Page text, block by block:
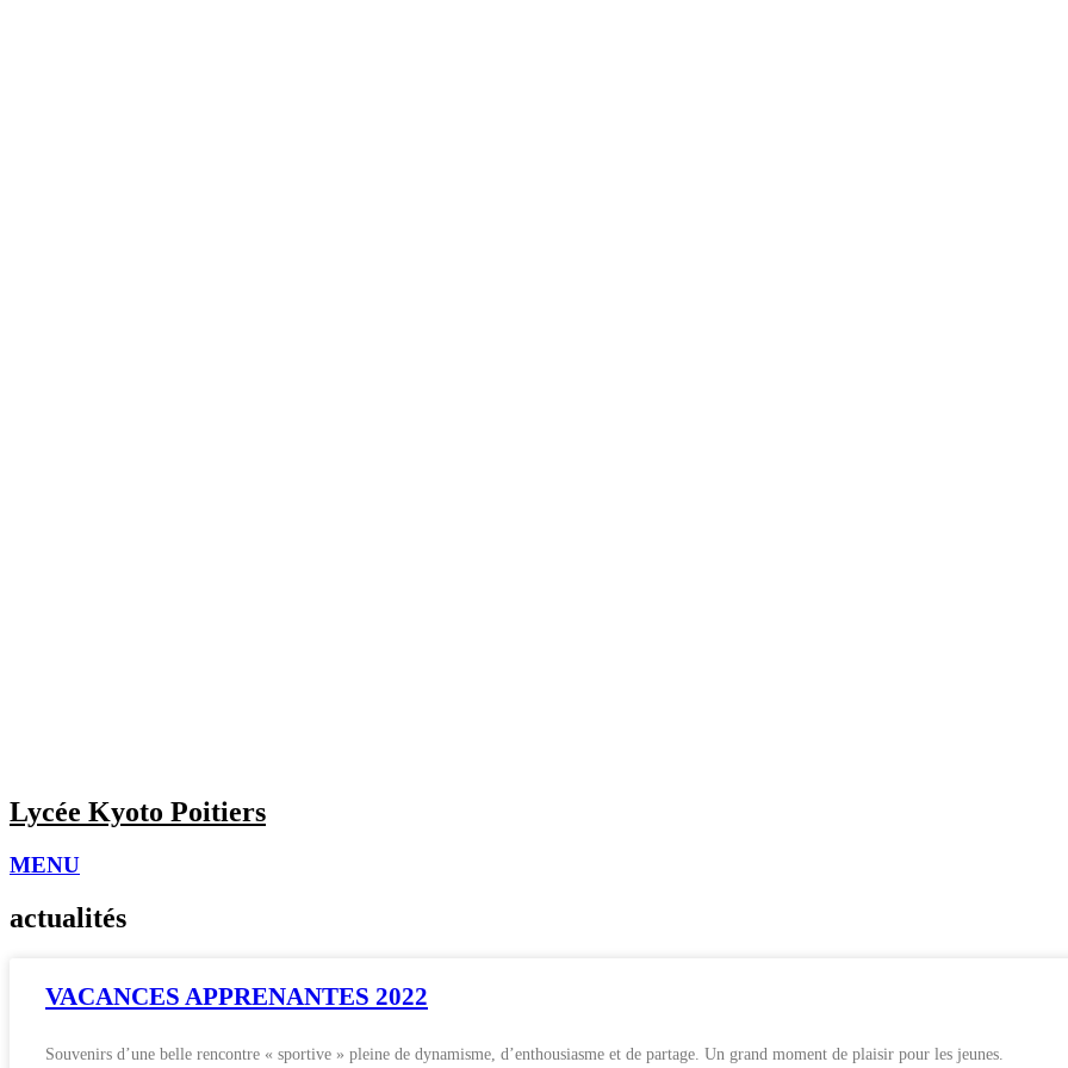
Lycée Kyoto Poitiers
MENU
actualités
VACANCES APPRENANTES 2022
Souvenirs d’une belle rencontre « sportive » pleine de dynamisme, d’enthousiasme et de partage. Un grand moment de plaisir pour les jeunes.